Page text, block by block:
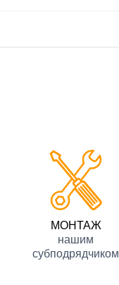
МОНТАЖ
нашим
субподрядчиком